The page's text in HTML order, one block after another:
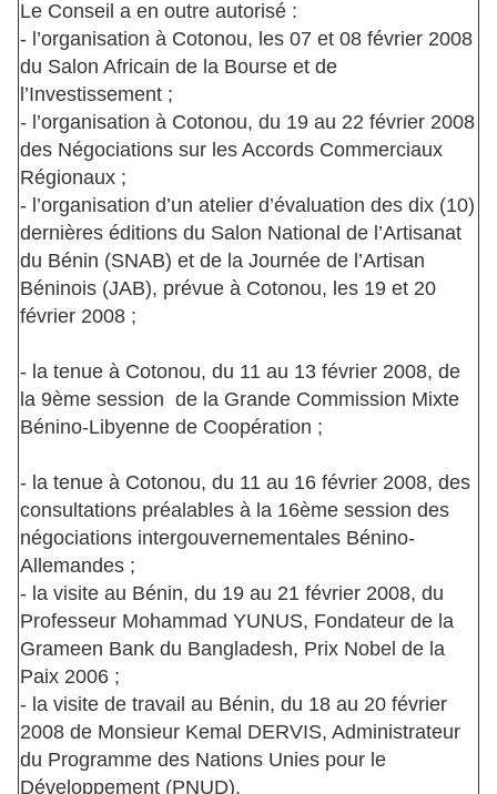
Le Conseil a en outre autorisé :
- l’organisation à Cotonou, les 07 et 08 février 2008
du Salon Africain de la Bourse et de
l’Investissement ;
- l’organisation à Cotonou, du 19 au 22 février 2008
des Négociations sur les Accords Commerciaux
Régionaux ;
- l’organisation d’un atelier d’évaluation des dix (10)
dernières éditions du Salon National de l’Artisanat
du Bénin (SNAB) et de la Journée de l’Artisan
Béninois (JAB), prévue à Cotonou, les 19 et 20
février 2008 ;
- la tenue à Cotonou, du 11 au 13 février 2008, de
la 9ème session de la Grande Commission Mixte
Bénino-Libyenne de Coopération ;
- la tenue à Cotonou, du 11 au 16 février 2008, des
consultations préalables à la 16ème session des
négociations intergouvernementales Bénino-
Allemandes ;
- la visite au Bénin, du 19 au 21 février 2008, du
Professeur Mohammad YUNUS, Fondateur de la
Grameen Bank du Bangladesh, Prix Nobel de la
Paix 2006 ;
- la visite de travail au Bénin, du 18 au 20 février
2008 de Monsieur Kemal DERVIS, Administrateur
du Programme des Nations Unies pour le
Développement (PNUD).